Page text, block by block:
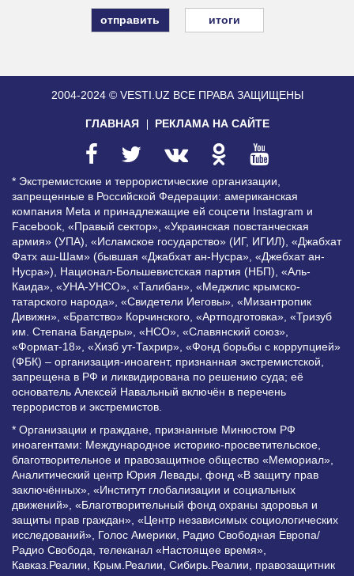
итоги
2004-2024 © VESTI.UZ ВСЕ ПРАВА ЗАЩИЩЕНЫ
ГЛАВНАЯ РЕКЛАМА НА САЙТЕ
* Экстремистские и террористические организации,
запрещенные в Российской Федерации: американская
компания Meta и принадлежащие ей соцсети Instagram и
Facebook, «Правый сектор», «Украинская повстанческая
армия» (УПА), «Исламское государство» (ИГ, ИГИЛ), «Джабхат
Фатх аш-Шам» (бывшая «Джабхат ан-Нусра», «Джебхат ан-
Нусра»), Национал-Большевистская партия (НБП), «Аль-
Каида», «УНА-УНСО», «Талибан», «Меджлис крымско-
татарского народа», «Свидетели Иеговы», «Мизантропик
Дивижн», «Братство» Корчинского, «Артподготовка», «Тризуб
им. Степана Бандеры», «НСО», «Славянский союз»,
«Формат-18», «Хизб ут-Тахрир», «Фонд борьбы с коррупцией»
(ФБК) – организация-иноагент, признанная экстремистской,
запрещена в РФ и ликвидирована по решению суда; её
основатель Алексей Навальный включён в перечень
террористов и экстремистов.
* Организации и граждане, признанные Минюстом РФ
иноагентами: Международное историко-просветительское,
благотворительное и правозащитное общество «Мемориал»,
Аналитический центр Юрия Левады, фонд «В защиту прав
заключённых», «Институт глобализации и социальных
движений», «Благотворительный фонд охраны здоровья и
защиты прав граждан», «Центр независимых социологических
исследований», Голос Америки, Радио Свободная Европа/
Радио Свобода, телеканал «Настоящее время»,
Кавказ.Реалии, Крым.Реалии, Сибирь.Реалии, правозащитник